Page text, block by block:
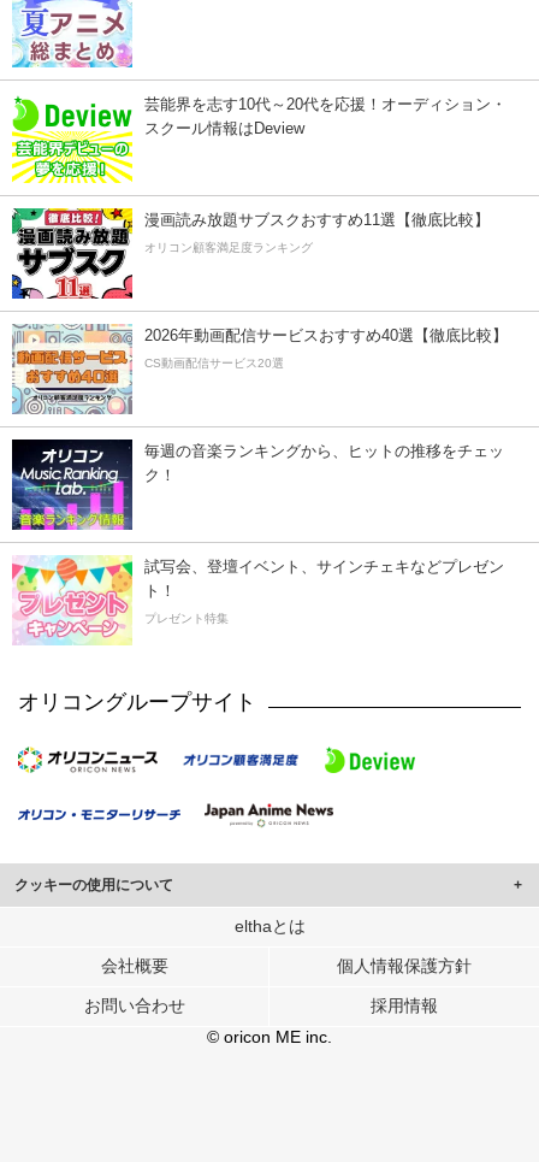
芸能界を志す10代～20代を応援！オーディション・
スクール情報はDeview
漫画読み放題サブスクおすすめ11選【徹底比較】
オリコン顧客満足度ランキング
2026年動画配信サービスおすすめ40選【徹底比較】
CS動画配信サービス20選
毎週の音楽ランキングから、ヒットの推移をチェッ
ク！
試写会、登壇イベント、サインチェキなどプレゼン
ト！
プレゼント特集
オリコングループサイト
クッキーの使用について
このサイトでは Cookie を使用して、ユーザーに合わせたコンテンツや広告の
行っています。
メディアや広告配信、データ解析の各パートナーに提供しています。
各パートナーは、この情報とユーザーが各パートナーに提供した他の情報や、
ユーザーが各パートナーのサービスを使用したときに収集した他の情報を組み
elthaとは
会社概要 個人情報保護方針
お問い合わせ
採用情報
© oricon ME inc.